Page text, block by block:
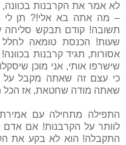
לא אמר את הקרבנות
– מה אתה בא אלי!? תן לי
תשובה! קודם תבקש סליחה
שעות! הכנסת טומאה לחלל
אסורות, תגיד קרבנות בכוונה!
שישרפו אותי, אני מוכן
כי עצם זה שאתה מקבל על
שאתה מודה שחטאת, אז הכל
התפילה מתחילה עם
לוותר על הקרבנות! אם
התקבלה! הוא לא בקע את